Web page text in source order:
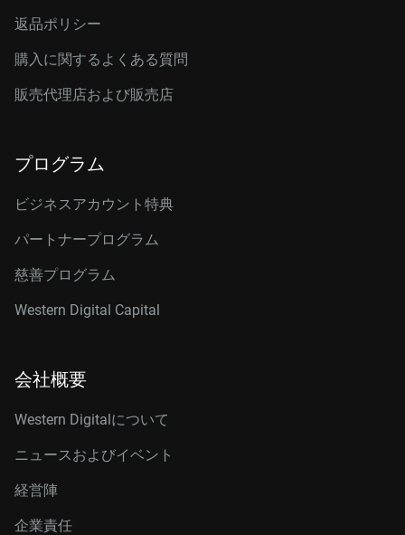
返品ポリシー
購入に関するよくある質問
販売代理店および販売店
プログラム
ビジネスアカウント特典
パートナープログラム
慈善プログラム
Western Digital Capital
会社概要
Western Digitalについて
ニュースおよびイベント
経営陣
企業責任